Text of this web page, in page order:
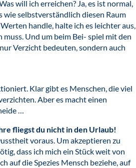
will ich erreichen? Ja, es ist normal,
wie selbstverständlich diesen Raum
handle, halte ich es leichter aus,
Und um beim Bei- spiel mit den
Verzicht bedeuten, sondern auch
Klar gibt es Menschen, die viel
Aber es macht einen
…
fliegst du nicht in den Urlaub!
voraus. Um akzeptieren zu
dass ich mich ein Stück weit von
auf die Spezies Mensch beziehe, auf